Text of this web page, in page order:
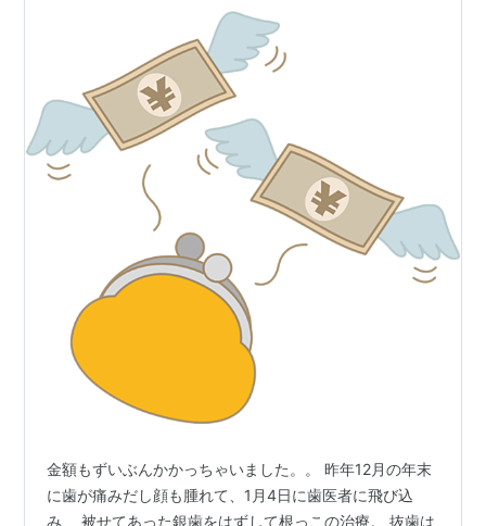
金額もずいぶんかかっちゃいました。。 昨年12月の年末
に歯が痛みだし顔も腫れて、1月4日に歯医者に飛び込
み、 被せてあった銀歯をはずして根っこの治療。 抜歯は